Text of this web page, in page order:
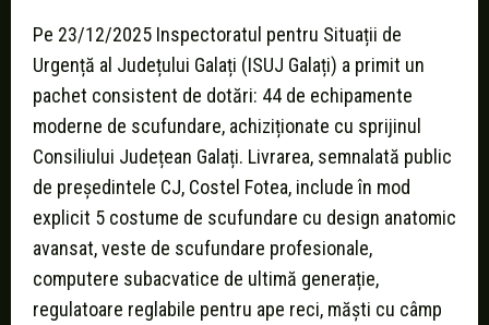
Pe 23/12/2025 Inspectoratul pentru Situații de
Urgență al Județului Galați (ISUJ Galați) a primit un
pachet consistent de dotări: 44 de echipamente
moderne de scufundare, achiziționate cu sprijinul
Consiliului Județean Galați. Livrarea, semnalată public
de președintele CJ, Costel Fotea, include în mod
explicit 5 costume de scufundare cu design anatomic
avansat, veste de scufundare profesionale,
computere subacvatice de ultimă generație,
regulatoare reglabile pentru ape reci, măști cu câmp